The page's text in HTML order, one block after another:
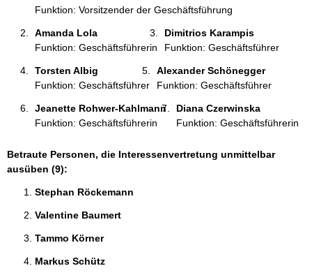
Funktion: Vorsitzender der Geschäftsführung
Amanda Lola
Funktion: Geschäftsführerin
Dimitrios Karampis
Funktion: Geschäftsführer
Torsten Albig
Funktion: Geschäftsführer
Alexander Schönegger
Funktion: Geschäftsführer
Jeanette Rohwer-Kahlmann
Funktion: Geschäftsführerin
Diana Czerwinska
Funktion: Geschäftsführerin
Betraute Personen, die Interessenvertretung unmittelbar
ausüben (9):
Stephan Röckemann
Valentine Baumert
Tammo Körner
Markus Schütz